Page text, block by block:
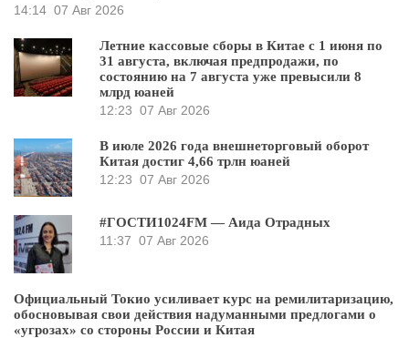
14:14 07 Авг 2026
Летние кассовые сборы в Китае с 1 июня по
31 августа, включая предпродажи, по
состоянию на 7 августа уже превысили 8
млрд юаней
12:23 07 Авг 2026
В июле 2026 года внешнеторговый оборот
Китая достиг 4,66 трлн юаней
12:23 07 Авг 2026
#ГОСТИ1024FM — Аида Отрадных
11:37 07 Авг 2026
Официальный Токио усиливает курс на ремилитаризацию,
обосновывая свои действия надуманными предлогами о
«угрозах» со стороны России и Китая